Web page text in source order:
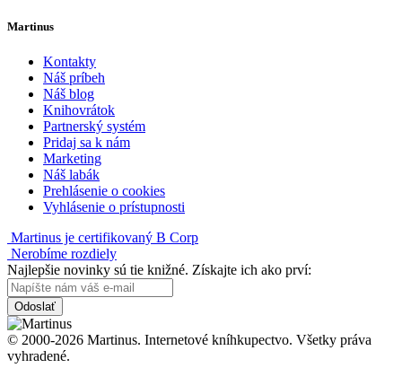
Martinus
Kontakty
Náš príbeh
Náš blog
Knihovrátok
Partnerský systém
Pridaj sa k nám
Marketing
Náš labák
Prehlásenie o cookies
Vyhlásenie o prístupnosti
Martinus je certifikovaný B Corp
Nerobíme rozdiely
Najlepšie novinky sú tie knižné. Získajte ich ako prví:
Odoslať
© 2000-2026 Martinus. Internetové kníhkupectvo. Všetky práva
vyhradené.